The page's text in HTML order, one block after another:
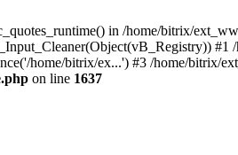
in /home/bitrix/
home/bitrix/ex...') #3 /home/
on line 1637